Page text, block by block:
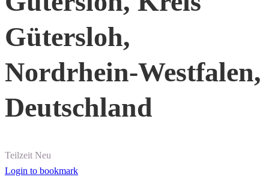
Gütersloh,
Nordrhein-Westfalen,
Deutschland
Teilzeit Neu
Login to bookmark